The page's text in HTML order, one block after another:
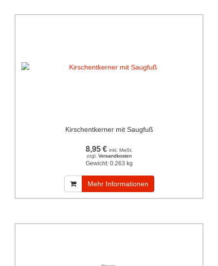
Kirschentkerner mit Saugfuß
8,95 € inkl. MwSt.
zzgl. Versandkosten
Gewicht: 0.263 kg
Mehr Informationen